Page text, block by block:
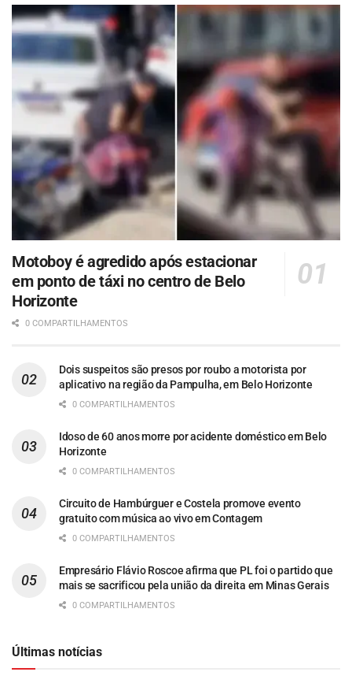
Motoboy é agredido após estacionar
em ponto de táxi no centro de Belo
Horizonte
0 COMPARTILHAMENTOS
Dois suspeitos são presos por roubo a motorista por
aplicativo na região da Pampulha, em Belo Horizonte
0 COMPARTILHAMENTOS
Idoso de 60 anos morre por acidente doméstico em Belo
Horizonte
0 COMPARTILHAMENTOS
Circuito de Hambúrguer e Costela promove evento
gratuito com música ao vivo em Contagem
0 COMPARTILHAMENTOS
Empresário Flávio Roscoe afirma que PL foi o partido que
mais se sacrificou pela união da direita em Minas Gerais
0 COMPARTILHAMENTOS
Últimas notícias